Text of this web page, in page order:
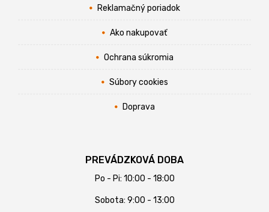
Reklamačný poriadok
Ako nakupovať
Ochrana súkromia
Súbory cookies
Doprava
PREVÁDZKOVÁ DOBA
Po - Pi: 10:00 - 18:00
Sobota: 9:00 - 13:00